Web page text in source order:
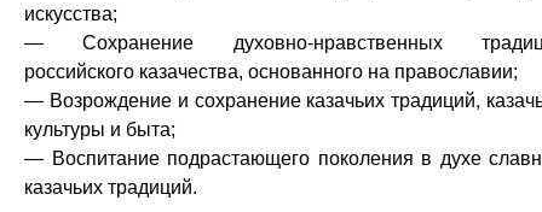
искусства;
— Сохранение духовно-нравственных
российского казачества, основанного на православии;
— Возрождение и сохранение казачьих традиций,
культуры и быта;
— Воспитание подрастающего поколения в духе
казачьих традиций.